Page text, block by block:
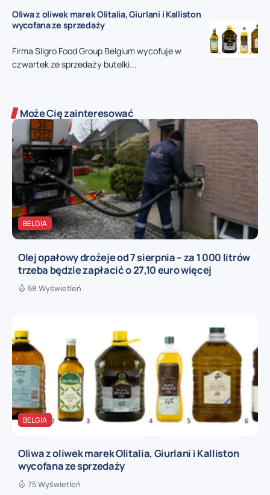
Oliwa z oliwek marek Olitalia, Giurlani i Kalliston
wycofana ze sprzedaży
Firma Sligro Food Group Belgium wycofuje w
czwartek ze sprzedaży butelki...
Może Cię zainteresować
BELGIA
Olej opałowy drożeje od 7 sierpnia – za 1 000 litrów
trzeba będzie zapłacić o 27,10 euro więcej
58 Wyświetleń
BELGIA
Oliwa z oliwek marek Olitalia, Giurlani i Kalliston
wycofana ze sprzedaży
75 Wyświetleń